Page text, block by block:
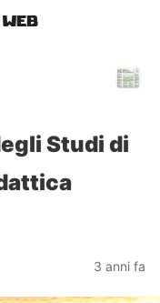
Studi di
3 anni fa